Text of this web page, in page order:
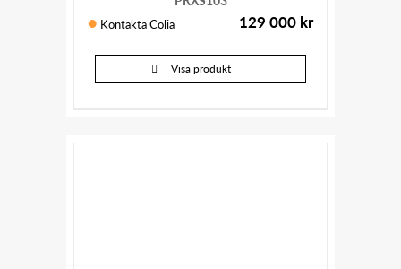
Kontakta Colia 129 000 kr
Visa produkt